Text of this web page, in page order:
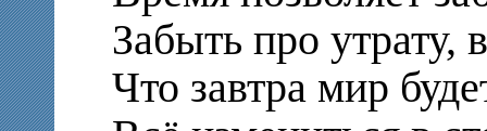
Забыть про утрату,
Что завтра мир